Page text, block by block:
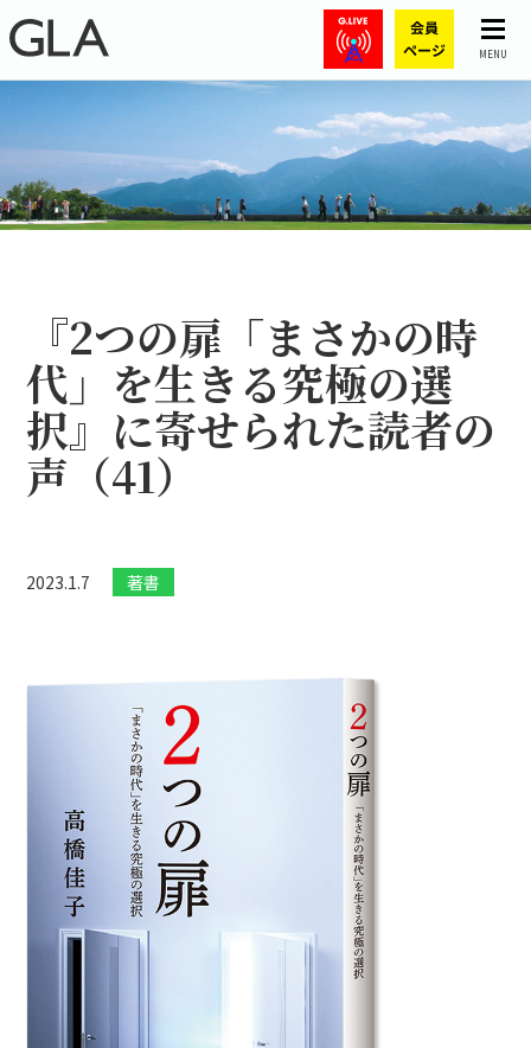
MENU
『2つの扉――「まさかの時
代」を生きる究極の選
択』に寄せられた読者の
声（41）
2023.1.7 著書